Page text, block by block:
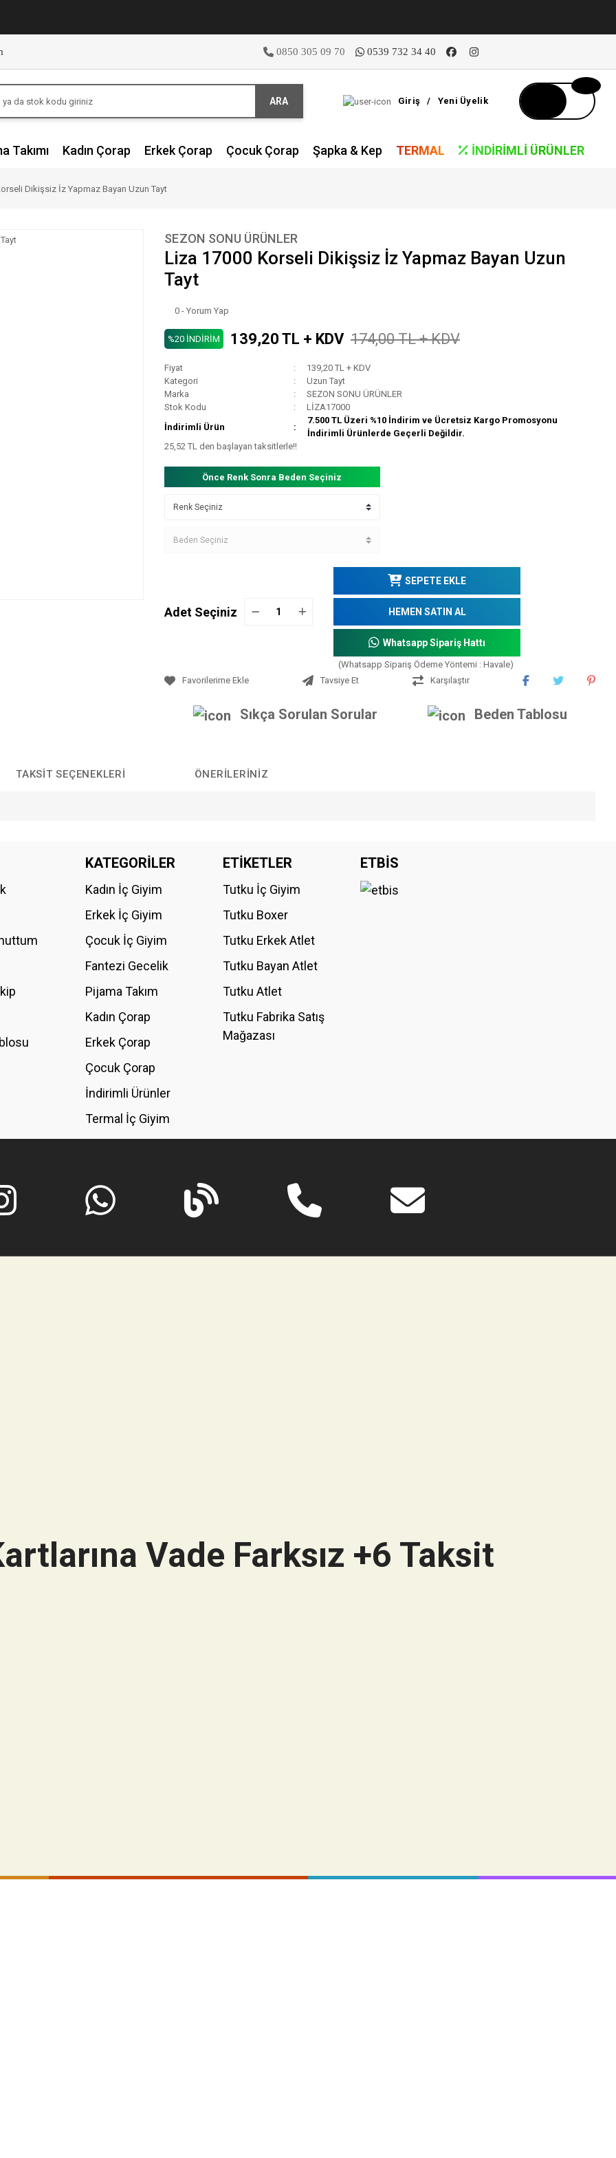
0850 305 09 70 0539 732 34 40
ARA Giriş / Yeni Üyelik
Takımı Kadın Çorap Erkek Çorap Çocuk Çorap Şapka & Kep TERMAL İNDIRIMLI ÜRÜNLER
Dikişsiz İz Yapmaz Bayan Uzun Tayt
SEZON SONU ÜRÜNLER
Liza 17000 Korseli Dikişsiz İz Yapmaz Bayan Uzun
Tayt
0 - Yorum Yap
%20 İNDİRİM 139,20 TL + KDV 174,00 TL + KDV
Fiyat
139,20 TL + KDV
Kategori
Uzun Tayt
Marka
SEZON SONU ÜRÜNLER
Stok Kodu
LİZA17000
İndirimli Ürün
7.500 TL Üzeri %10 İndirim ve Ücretsiz Kargo Promosyonu
İndirimli Ürünlerde Geçerli Değildir.
25,52 TL den başlayan taksitlerle!!
Önce Renk Sonra Beden Seçiniz
Adet Seçiniz
SEPETE EKLE
HEMEN SATIN AL
Whatsapp Sipariş Hattı
(Whatsapp Sipariş Ödeme Yöntemi : Havale)
Tavsiye Et
Karşılaştır
Sıkça Sorulan Sorular Beden Tablosu
TAKSIT SEÇENEKLERI ÖNERILERINIZ
Bu ürüne ilk yorumu siz yapın!
KATEGORİLER
Kadın İç Giyim
Erkek İç Giyim
Çocuk İç Giyim
Fantezi Gecelik
Pijama Takım
Kadın Çorap
Erkek Çorap
Çocuk Çorap
İndirimli Ürünler
Termal İç Giyim
ETİKETLER
Tutku İç Giyim
Tutku Boxer
Tutku Erkek Atlet
Tutku Bayan Atlet
Tutku Atlet
Tutku Fabrika Satış
Mağazası
ETBİS
Vade Farksız +6 Taksit